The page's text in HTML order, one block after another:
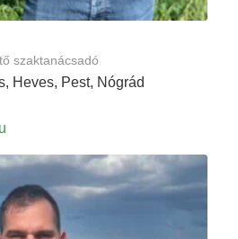
szaktanácsadó
Heves, Pest, Nógrád